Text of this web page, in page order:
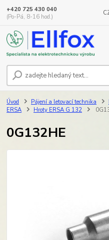
+420 725 430 040
(Po-Pá, 8-16 hod.)
Úvod Pájení a letovací technika
ERSA
Hroty ERSA G 132
0G132HE